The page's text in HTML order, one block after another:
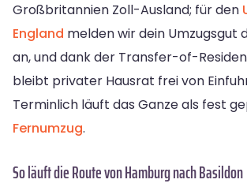
Großbritannien Zoll-Ausland; für den
England melden wir dein Umzugsgut
an, und dank der Transfer-of-
bleibt privater Hausrat frei von
Terminlich läuft das Ganze als fest
Fernumzug.
So läuft die Route von Hamburg nach Basildon